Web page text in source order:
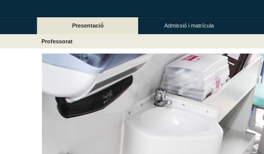
Presentació Admissió i matrícula
Professorat